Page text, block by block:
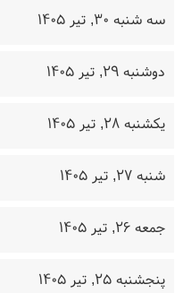
سه شنبه ۳۰, تیر ۱۴۰۵
دوشنبه ۲۹, تیر ۱۴۰۵
یکشنبه ۲۸, تیر ۱۴۰۵
شنبه ۲۷, تیر ۱۴۰۵
جمعه ۲۶, تیر ۱۴۰۵
پنجشنبه ۲۵, تیر ۱۴۰۵